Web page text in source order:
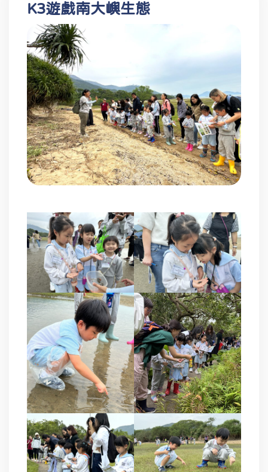
K3遊戲南大嶼生態